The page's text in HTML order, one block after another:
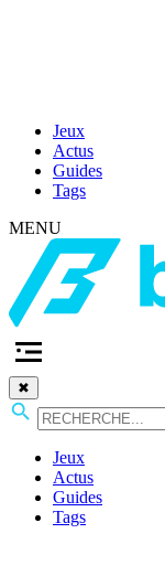
Jeux
Actus
Guides
Tags
MENU
✖
Jeux
Actus
Guides
Tags